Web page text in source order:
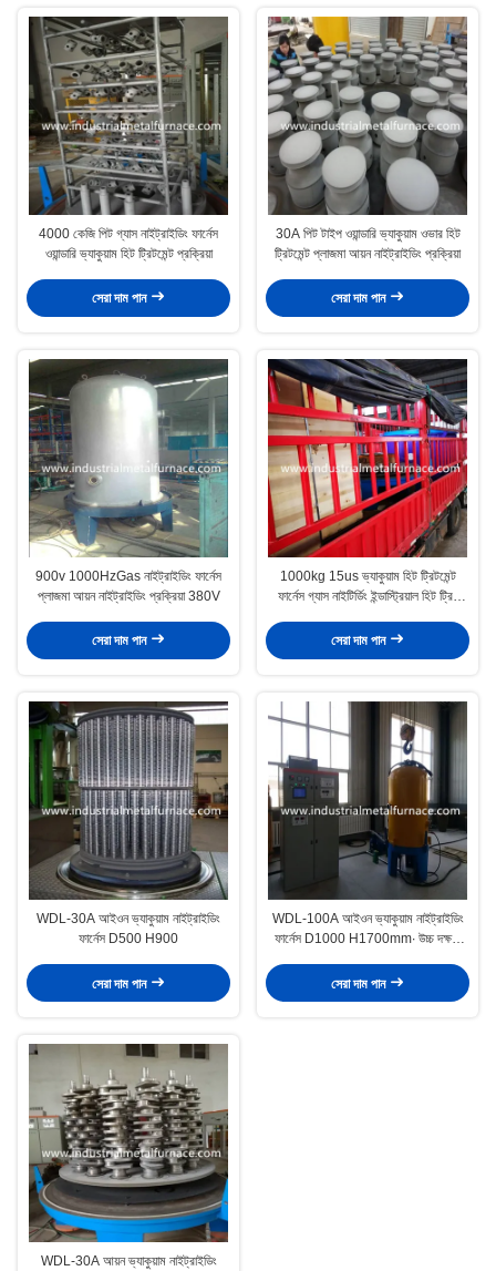
4000 কেজি পিট গ্যাস নাইট্রাইডিং ফার্নেস
ওয়ান্ডারি ভ্যাকুয়াম হিট ট্রিটমেন্ট প্রক্রিয়া
সেরা দাম পান
30A পিট টাইপ ওয়ান্ডারি ভ্যাকুয়াম ওভার হিট
ট্রিটমেন্ট প্লাজমা আয়ন নাইট্রাইডিং প্রক্রিয়া
সেরা দাম পান
900v 1000HzGas নাইট্রাইডিং ফার্নেস
প্লাজমা আয়ন নাইট্রাইডিং প্রক্রিয়া 380V
সেরা দাম পান
1000kg 15us ভ্যাকুয়াম হিট ট্রিটমেন্ট
ফার্নেস গ্যাস নাইটির্ডিং ইন্ডাস্ট্রিয়াল হিট ট্রিট
সেরা দাম পান
WDL-30A আইওন ভ্যাকুয়াম নাইট্রাইডিং
ফার্নেস D500 H900
সেরা দাম পান
WDL-100A আইওন ভ্যাকুয়াম নাইট্রাইডিং
ফার্নেস D1000 H1700mm∙ উচ্চ দক্ষতা
সেরা দাম পান
WDL-30A আয়ন ভ্যাকুয়াম নাইট্রাইডিং